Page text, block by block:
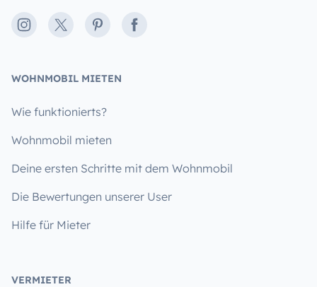
Instagram
X PinterestFacebook
WOHNMOBIL MIETEN
Wie funktionierts?
Wohnmobil mieten
Deine ersten Schritte mit dem Wohnmobil
Die Bewertungen unserer User
Hilfe für Mieter
VERMIETER